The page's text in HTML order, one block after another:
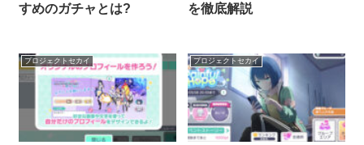
すめのガチャとは?
を徹底解説
プロジェクトセカイ プロジェクトセカイ